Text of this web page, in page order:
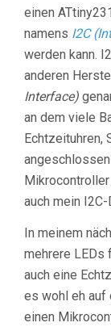
einen
namens I2C
werden kann.
anderen
Interface)
an dem viele
Echtzeituhren,
Mikrocontroller
auch mein I2C-
In meinem
mehrere LEDs
auch eine
es wohl eh auf
einen